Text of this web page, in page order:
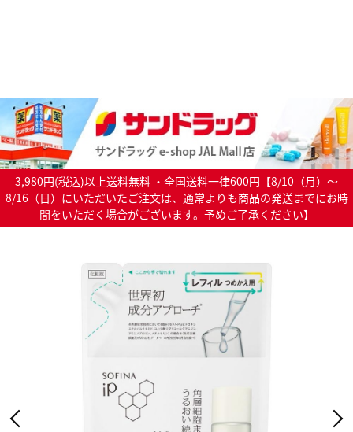
3,980円(税込)以上送料無料 ・全国送料一律600円【8/10（月）～
8/16（日）にいただいたご注文は、通常よりも商品の発送までにお時
間をいただく場合がございます。予めご了承ください】